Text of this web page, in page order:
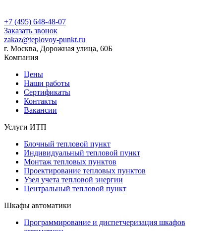
+7 (495) 648-48-07
Заказать звонок
zakaz@teplovoy-punkt.ru
г. Москва, Дорожная улица, 60Б
Компания
Цены
Наши работы
Сертификаты
Контакты
Вакансии
Услуги ИТП
Блочный тепловой пункт
Индивидуальный тепловой пункт
Монтаж тепловых пунктов
Проектирование тепловых пунктов
Узел учета тепловой энергии
Центральный тепловой пункт
Шкафы автоматики
Программирование и диспетчеризация шкафов